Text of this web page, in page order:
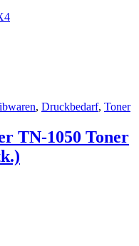
, Druckbedarf, Toner
TN-1050 Toner